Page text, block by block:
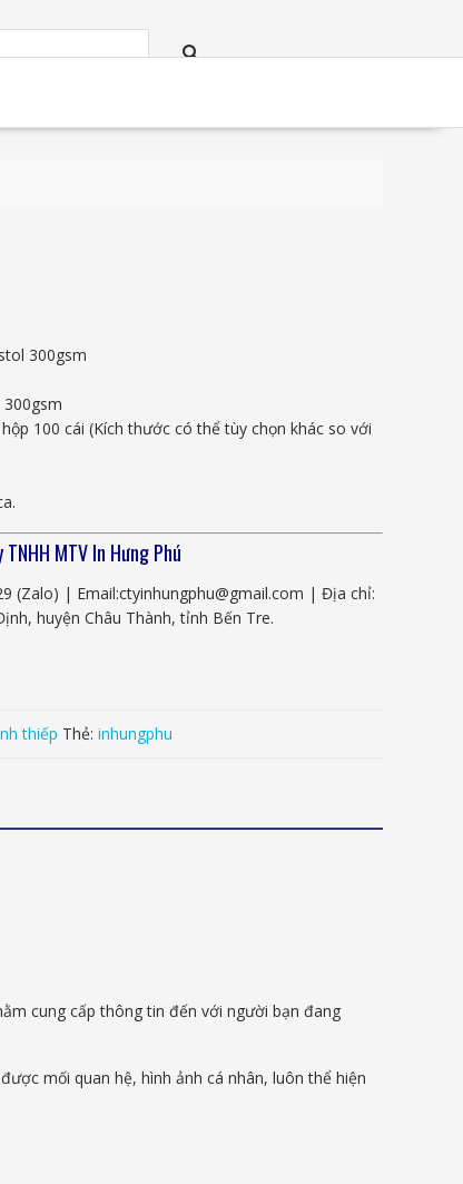
300gsm
100 cái (Kích thước có thể tùy chọn khác so với
MTV In Hưng Phú
(Zalo) | Email:ctyinhungphu@gmail.com | Địa chỉ:
huyện Châu Thành, tỉnh Bến Tre.
thiếp Thẻ: inhungphu
cung cấp thông tin đến với người bạn đang
mối quan hệ, hình ảnh cá nhân, luôn thể hiện